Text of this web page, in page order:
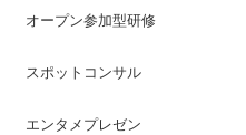
オープン参加型研修
スポットコンサル
エンタメプレゼン